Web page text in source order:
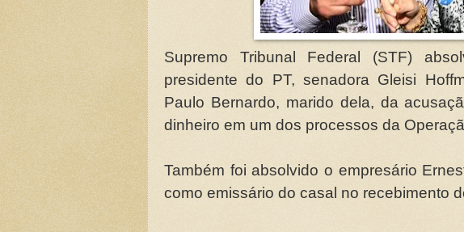
Supremo Tribunal Federal (STF)
presidente do PT, senadora Gleisi
Paulo Bernardo, marido dela, da
dinheiro em um dos processos da
Também foi absolvido o empresário
como emissário do casal no recebimento